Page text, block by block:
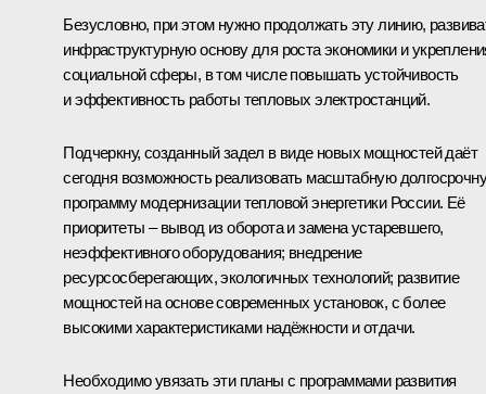
Безусловно, при этом нужно продолжать эту линию,
инфраструктурную основу для роста экономики и
социальной сферы, в том числе повышать устойчивость
и эффективность работы тепловых электростанций.
Подчеркну, созданный задел в виде новых мощностей даёт
сегодня возможность реализовать масштабную
программу модернизации тепловой энергетики России. Её
приоритеты – вывод из оборота и замена устаревшего,
неэффективного оборудования; внедрение
ресурсосберегающих, экологичных технологий; развитие
мощностей на основе современных установок, с более
высокими характеристиками надёжности и отдачи.
Необходимо увязать эти планы с программами развития